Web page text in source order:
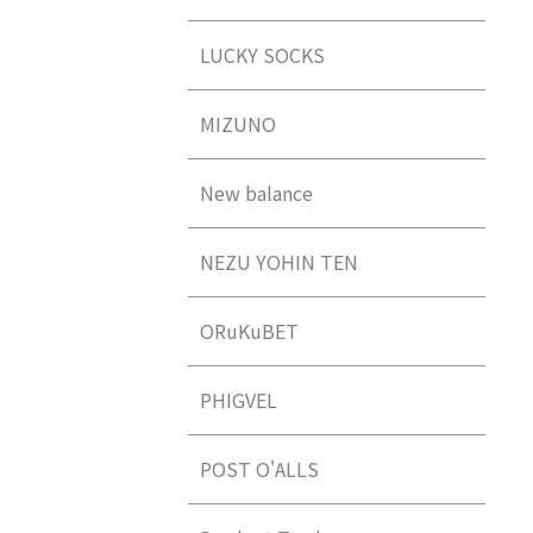
LUCKY SOCKS
MIZUNO
New balance
NEZU YOHIN TEN
ORuKuBET
PHIGVEL
POST O'ALLS